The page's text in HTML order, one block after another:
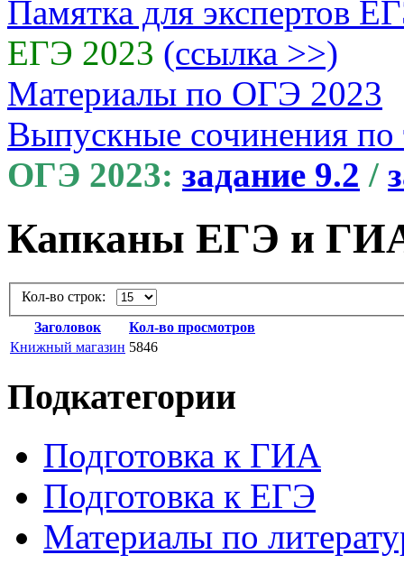
Памятка для экспертов
ЕГЭ 2023 (ссылка >>)
Материалы по ОГЭ 2023
Выпускные сочинения по
ОГЭ 2023: задание 9.2 /
Капканы ЕГЭ и
Кол-во строк:
Заголовок
Кол-во просмотров
Книжный магазин 5846
Подкатегории
Подготовка к ГИА
Подготовка к ЕГЭ
Материалы по